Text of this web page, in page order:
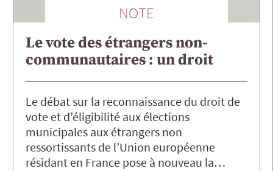
NOTE
Le vote des étrangers non-
communautaires : un droit
Le débat sur la reconnaissance du droit de
vote et d’éligibilité aux élections
municipales aux étrangers non
ressortissants de l’Union européenne
résidant en France pose à nouveau la…